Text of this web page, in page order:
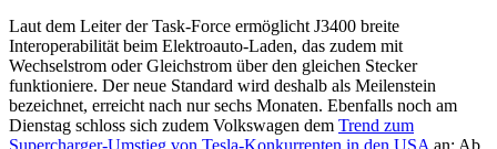
Laut dem Leiter der Task-Force ermöglicht J3400 breite
Interoperabilität beim Elektroauto-Laden, das zudem mit
Wechselstrom oder Gleichstrom über den gleichen Stecker
funktioniere. Der neue Standard wird deshalb als Meilenstein
bezeichnet, erreicht nach nur sechs Monaten. Ebenfalls noch am
Dienstag schloss sich zudem Volkswagen dem Trend zum